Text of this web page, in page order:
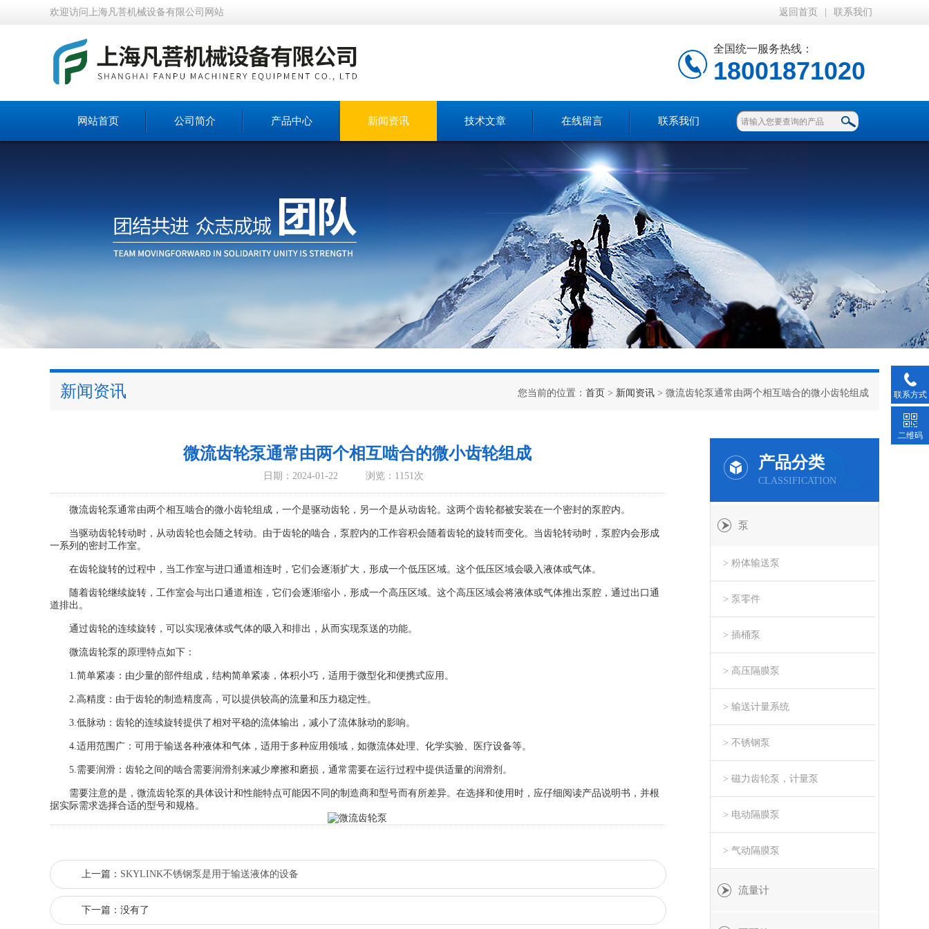
欢迎访问上海凡菩机械设备有限公司网站 返回首页 联系我们
全国统一服务热线：
18001871020
网站首页 公司简介 产品中心 新闻资讯 技术文章 在线留言 联系我们
新闻资讯 您当前的位置： 首页 > 新闻资讯 > 微流齿轮泵通常由两个相互啮合的微小齿轮组成
微流齿轮泵通常由两个相互啮合的微小齿轮组成
日期：2024-01-22 浏览：1151次
微流齿轮泵通常由两个相互啮合的微小齿轮组成，一个是驱动齿轮，另一个是从动齿轮。这两个齿轮都被安装在一个密封的泵腔内。
当驱动齿轮转动时，从动齿轮也会随之转动。由于齿轮的啮合，泵腔内的工作容积会随着齿轮的旋转而变化。当齿轮转动时，泵腔内会形成
一系列的密封工作室。
在齿轮旋转的过程中，当工作室与进口通道相连时，它们会逐渐扩大，形成一个低压区域。这个低压区域会吸入液体或气体。
随着齿轮继续旋转，工作室会与出口通道相连，它们会逐渐缩小，形成一个高压区域。这个高压区域会将液体或气体推出泵腔，通过出口通
道排出。
通过齿轮的连续旋转，可以实现液体或气体的吸入和排出，从而实现泵送的功能。
微流齿轮泵的原理特点如下：
1.简单紧凑：由少量的部件组成，结构简单紧凑，体积小巧，适用于微型化和便携式应用。
2.高精度：由于齿轮的制造精度高，可以提供较高的流量和压力稳定性。
3.低脉动：齿轮的连续旋转提供了相对平稳的流体输出，减小了流体脉动的影响。
4.适用范围广：可用于输送各种液体和气体，适用于多种应用领域，如微流体处理、化学实验、医疗设备等。
5.需要润滑：齿轮之间的啮合需要润滑剂来减少摩擦和磨损，通常需要在运行过程中提供适量的润滑剂。
需要注意的是，微流齿轮泵的具体设计和性能特点可能因不同的制造商和型号而有所差异。在选择和使用时，应仔细阅读产品说明书，并根
据实际需求选择合适的型号和规格。
上一篇： SKYLINK不锈钢泵是用于输送液体的设备
下一篇：没有了
产品分类
CLASSIFICATION
泵
> 粉体输送泵
> 泵零件
> 插桶泵
> 高压隔膜泵
> 输送计量系统
> 不锈钢泵
> 磁力齿轮泵，计量泵
> 电动隔膜泵
> 气动隔膜泵
流量计
联系方式
二维码